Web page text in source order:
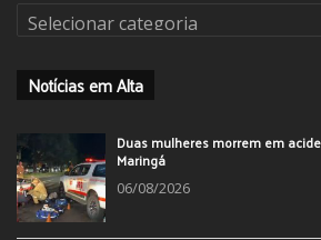
Categorias
Notícias em Alta
Duas mulheres morrem em
Maringá
06/08/2026